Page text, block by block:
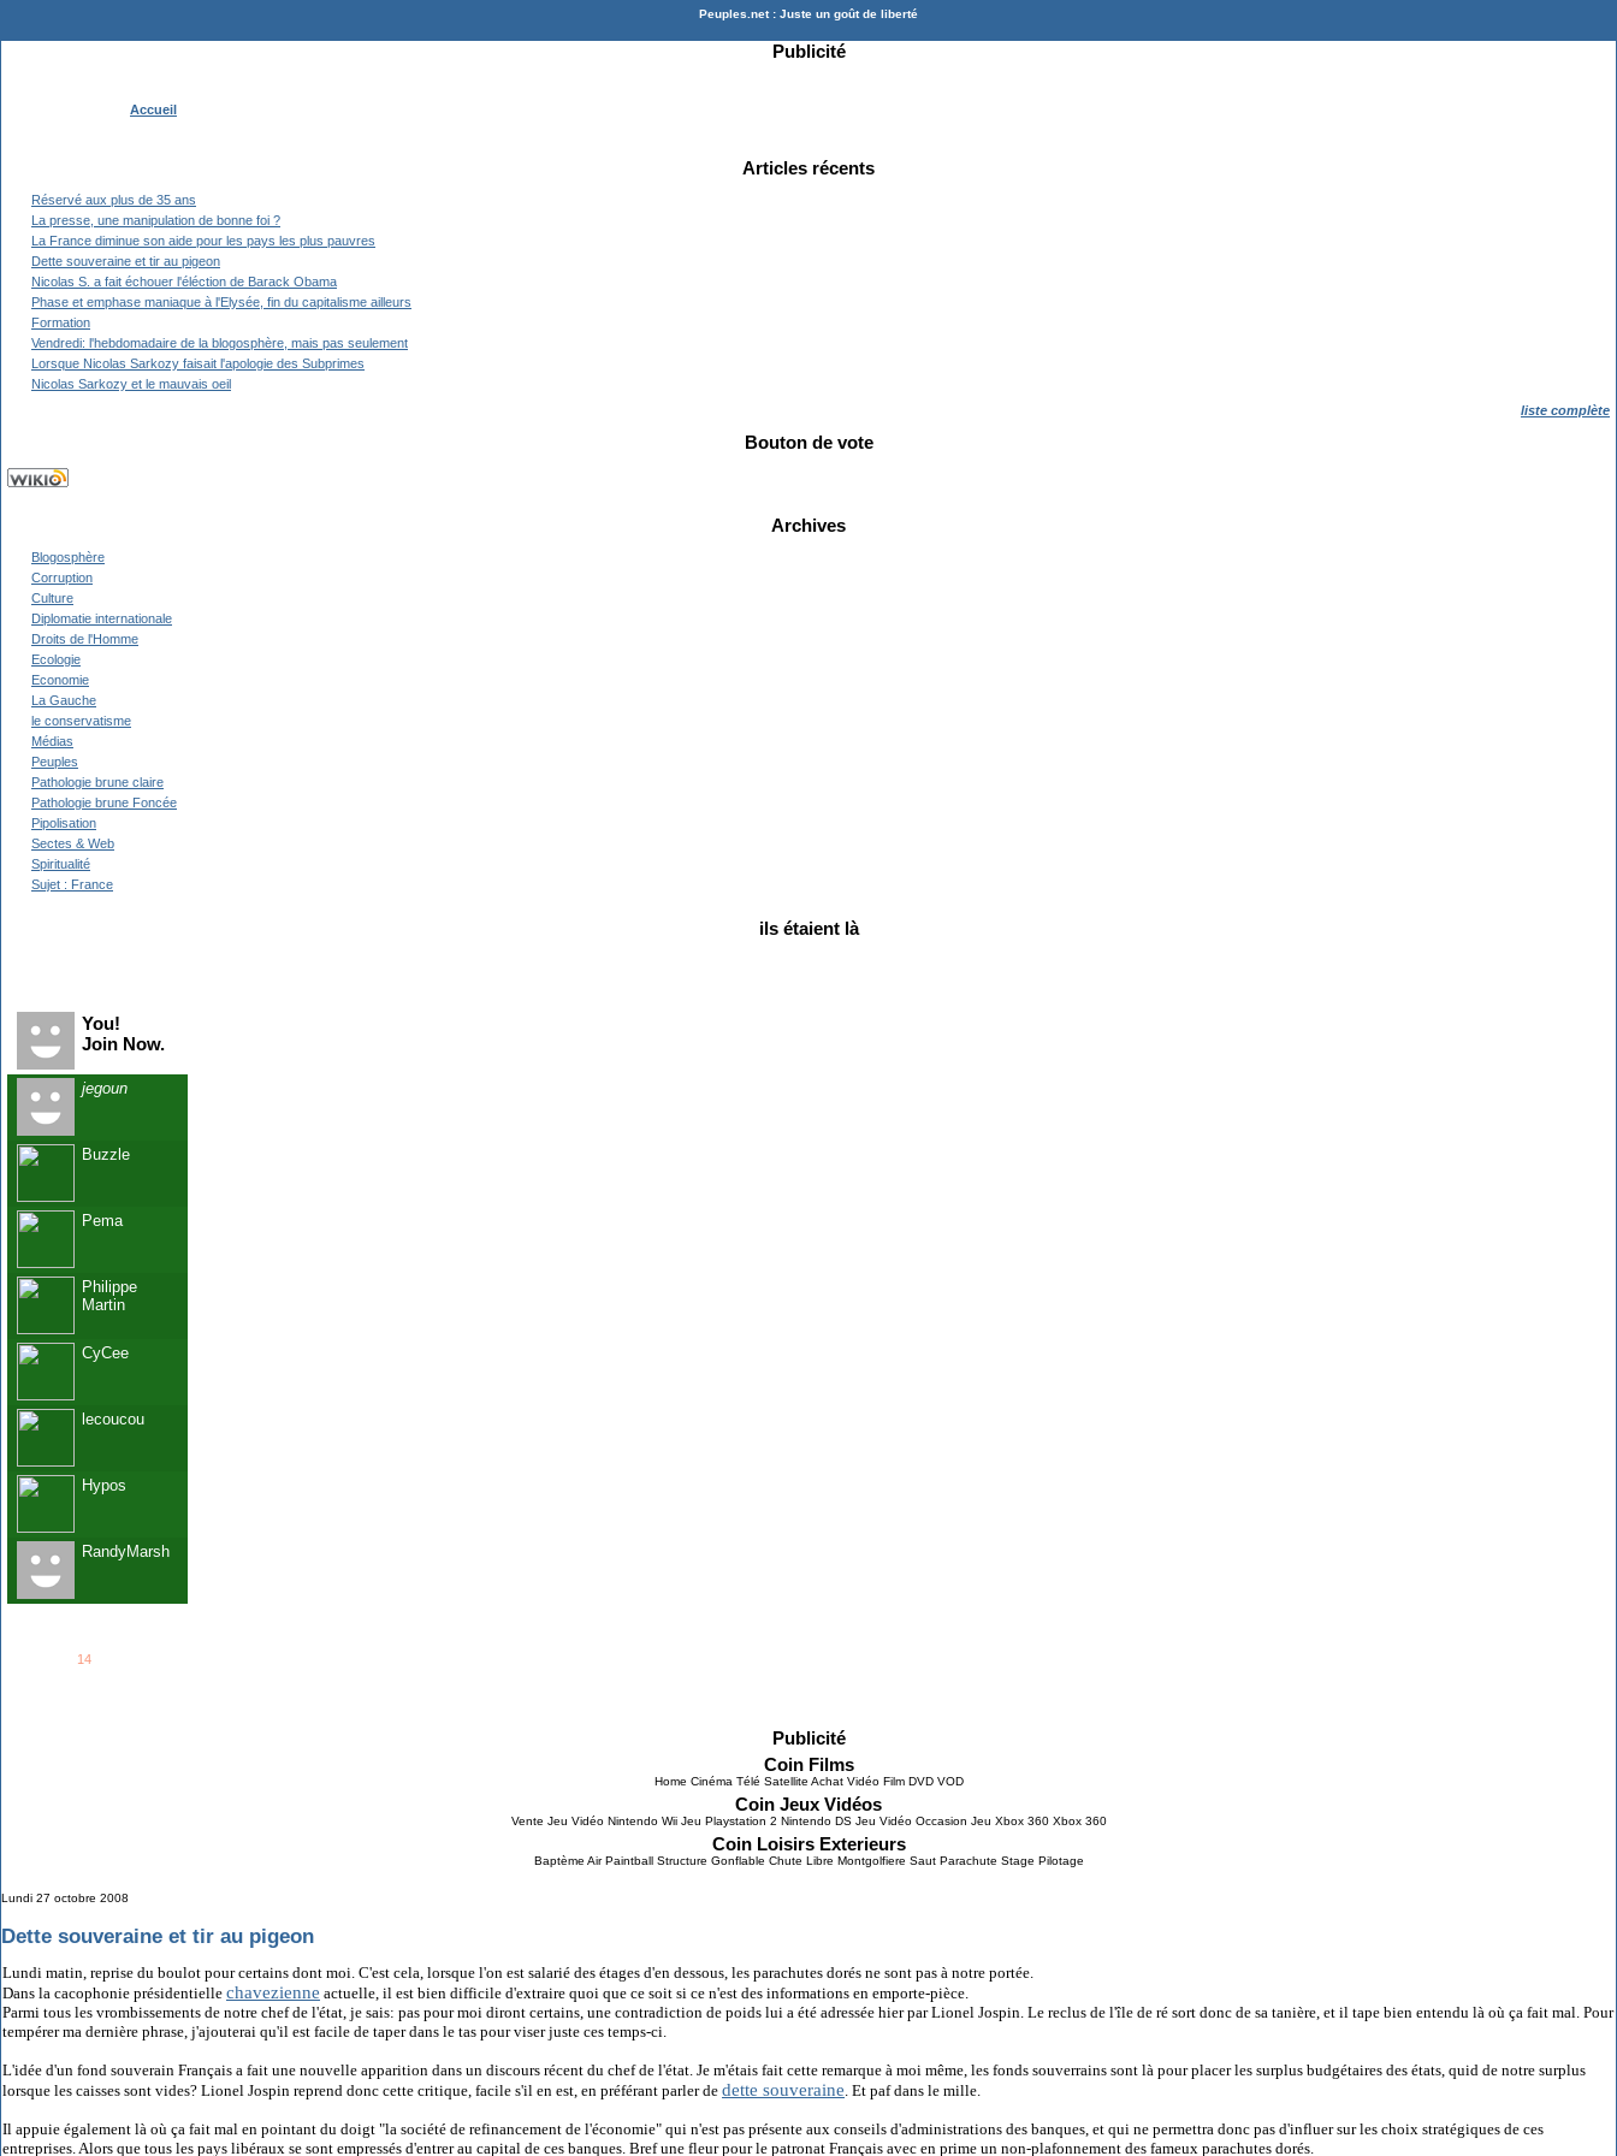
Peuples.net : Juste un goût de liberté
Publicité
Accueil
Articles récents
Réservé aux plus de 35 ans
La presse, une manipulation de bonne foi ?
La France diminue son aide pour les pays les plus pauvres
Dette souveraine et tir au pigeon
Nicolas S. a fait échouer l'éléction de Barack Obama
Phase et emphase maniaque à l'Elysée, fin du capitalisme ailleurs
Formation
Vendredi: l'hebdomadaire de la blogosphère, mais pas seulement
Lorsque Nicolas Sarkozy faisait l'apologie des Subprimes
Nicolas Sarkozy et le mauvais oeil
liste complète
Bouton de vote
Archives
Blogosphère
Corruption
Culture
Diplomatie internationale
Droits de l'Homme
Ecologie
Economie
La Gauche
le conservatisme
Médias
Peuples
Pathologie brune claire
Pathologie brune Foncée
Pipolisation
Sectes & Web
Spiritualité
Sujet : France
ils étaient là
You!
Join Now.
jegoun
Buzzle
Pema
Philippe
Martin
CyCee
lecoucou
Hypos
RandyMarsh
14members...
Publicité
Coin Films
Home Cinéma Télé Satellite Achat Vidéo Film DVD VOD
Coin Jeux Vidéos
Vente Jeu Vidéo Nintendo Wii Jeu Playstation 2 Nintendo DS Jeu Vidéo Occasion Jeu Xbox 360 Xbox 360
Coin Loisirs Exterieurs
Baptème Air Paintball Structure Gonflable Chute Libre Montgolfiere Saut Parachute Stage Pilotage
Lundi 27 octobre 2008
Dette souveraine et tir au pigeon
Lundi matin, reprise du boulot pour certains dont moi. C'est cela, lorsque l'on est salarié des étages d'en dessous, les parachutes dorés ne sont pas à notre portée.
Dans la cacophonie présidentielle chavezienne actuelle, il est bien difficile d'extraire quoi que ce soit si ce n'est des informations en emporte-pièce.
Parmi tous les vrombissements de notre chef de l'état, je sais: pas pour moi diront certains, une contradiction de poids lui a été adressée hier par Lionel Jospin. Le reclus de l'île de ré sort donc de sa tanière, et il tape bien entendu là où ça fait mal. Pour
tempérer ma dernière phrase, j'ajouterai qu'il est facile de taper dans le tas pour viser juste ces temps-ci.
L'idée d'un fond souverain Français a fait une nouvelle apparition dans un discours récent du chef de l'état. Je m'étais fait cette remarque à moi même, les fonds souverrains sont là pour placer les surplus budgétaires des états, quid de notre surplus
lorsque les caisses sont vides? Lionel Jospin reprend donc cette critique, facile s'il en est, en préférant parler de dette souveraine . Et paf dans le mille.
Il appuie également là où ça fait mal en pointant du doigt "la société de refinancement de l'économie" qui n'est pas présente aux conseils d'administrations des banques, et qui ne permettra donc pas d'influer sur les choix stratégiques de ces
entreprises. Alors que tous les pays libéraux se sont empressés d'entrer au capital de ces banques. Bref une fleur pour le patronat Français avec en prime un non-plafonnement des fameux parachutes dorés.